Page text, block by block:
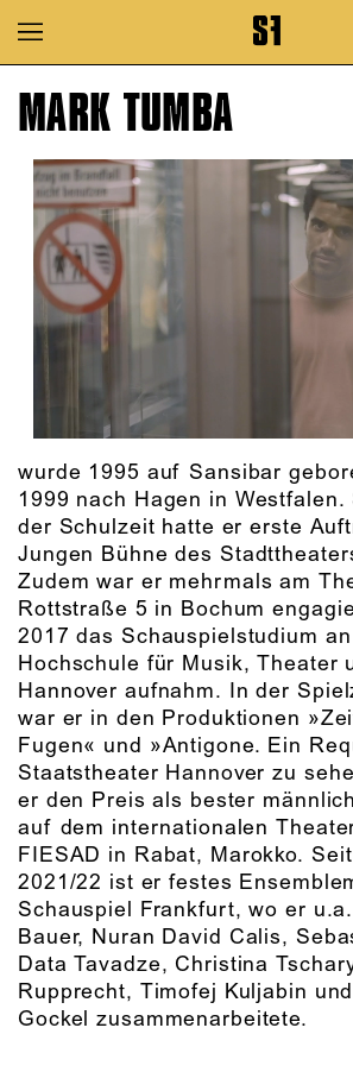
Zur Hauptnavigation
Zum Hauptinhalt springen
MARK TUMBA
wurde 1995 auf Sansibar
1999 nach Hagen in Westfalen.
der Schulzeit hatte er erste
Jungen Bühne des
Zudem war er mehrmals am
Rottstraße 5 in Bochum
2017 das Schauspielstudium
Hochschule für Musik, Theater
Hannover aufnahm. In der
war er in den Produktionen
Fugen« und »Antigone. Ein
Staatstheater Hannover zu
er den Preis als bester
auf dem internationalen
FIESAD in Rabat, Marokko.
2021/22 ist er festes
Schauspiel Frankfurt, wo er
Bauer, Nuran David Calis,
Data Tavadze, Christina
Rupprecht, Timofej Kuljabin
Gockel zusammenarbeitete.